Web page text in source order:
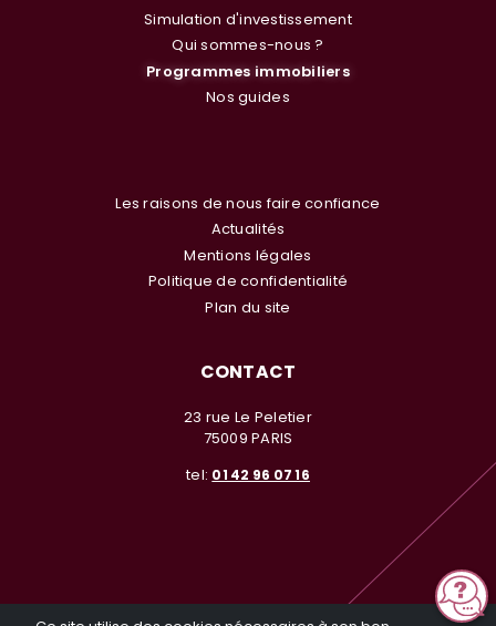
Simulation d'investissement
Qui sommes-nous ?
Programmes immobiliers
Nos guides
Les raisons de nous faire confiance
Actualités
Mentions légales
Politique de confidentialité
Plan du site
CONTACT
23 rue Le Peletier
75009 PARIS
tel: 01 42 96 07 16
© Investir en Nue Propriété 2026. Tous droits réservés. Toute